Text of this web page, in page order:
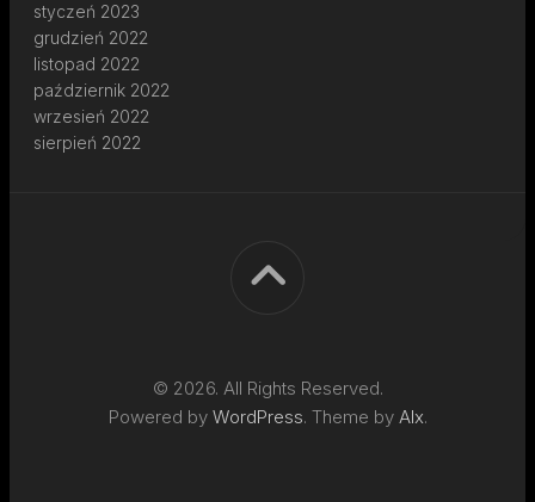
styczeń 2023
grudzień 2022
listopad 2022
październik 2022
wrzesień 2022
sierpień 2022
© 2026. All Rights Reserved.
Powered by WordPress. Theme by Alx.